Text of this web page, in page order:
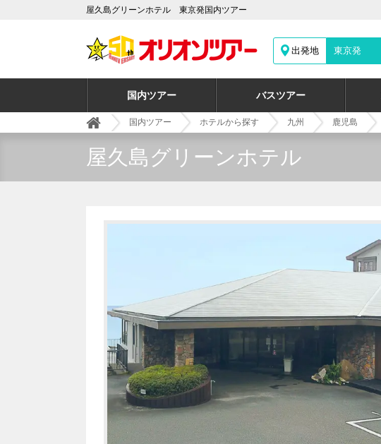
屋久島グリーンホテル 東京発国内ツアー
出発地 東京発
国内ツアー バスツアー
国内ツアー ホテルから探す 九州 鹿児島
屋久島グリーンホテル